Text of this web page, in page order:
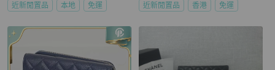
近新閒置品 本地 免運 近新閒置品 香港 免運